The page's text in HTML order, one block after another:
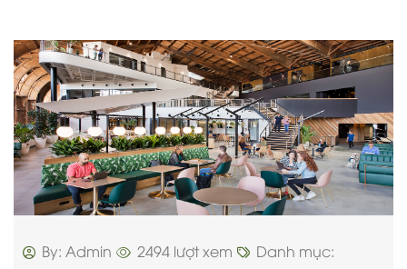
By: Admin 2494 lượt xem Danh mục: